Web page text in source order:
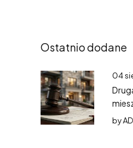
Ostatnio dodane
04
3/3
by